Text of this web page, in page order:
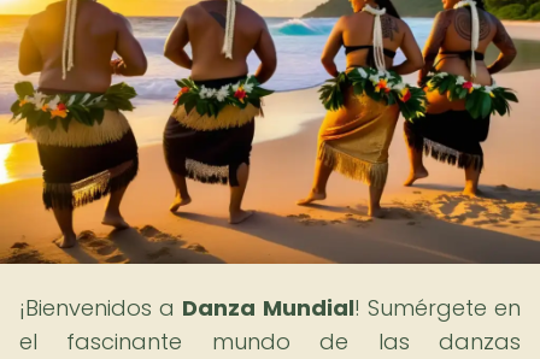
¡Bienvenidos a Danza Mundial! Sumérgete en
el fascinante mundo de las danzas